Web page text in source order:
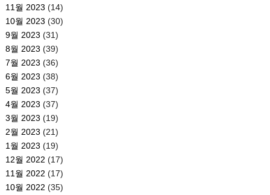
11월 2023 (14)
10월 2023 (30)
9월 2023 (31)
8월 2023 (39)
7월 2023 (36)
6월 2023 (38)
5월 2023 (37)
4월 2023 (37)
3월 2023 (19)
2월 2023 (21)
1월 2023 (19)
12월 2022 (17)
11월 2022 (17)
10월 2022 (35)